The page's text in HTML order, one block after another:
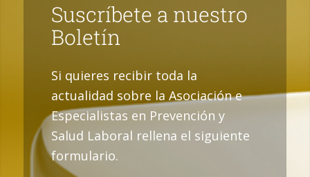
Suscríbete a nuestro
Boletín
Si quieres recibir toda la
actualidad sobre la Asociación e
Especialistas en Prevención y
Salud Laboral rellena el siguiente
formulario.